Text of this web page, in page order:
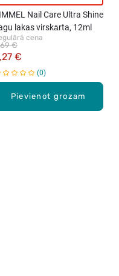
Pievienot grozam
Nail Care Ultra Shine
lakas virskārta, 12ml
cena
€
€
0